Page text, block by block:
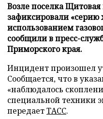
Возле поселка Щитовая
зафиксировали «серию
использованием
сообщили в пресс-
Приморского края.
Инцидент произошел
Сообщается, что в
«наблюдалось
специальной техники
передаетТАСС.